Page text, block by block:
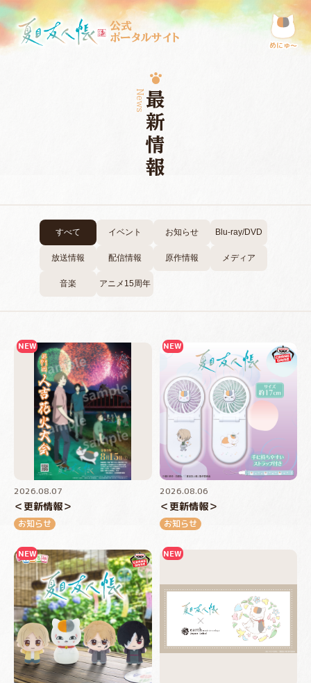
公式
ポータルサイト
めにゅ〜
News最新情報
すべて イベント お知らせ Blu-ray/DVD
放送情報 配信情報 原作情報 メディア
音楽 アニメ15周年
2026.08.07
＜更新情報＞
お知らせ
2026.08.06
＜更新情報＞
お知らせ